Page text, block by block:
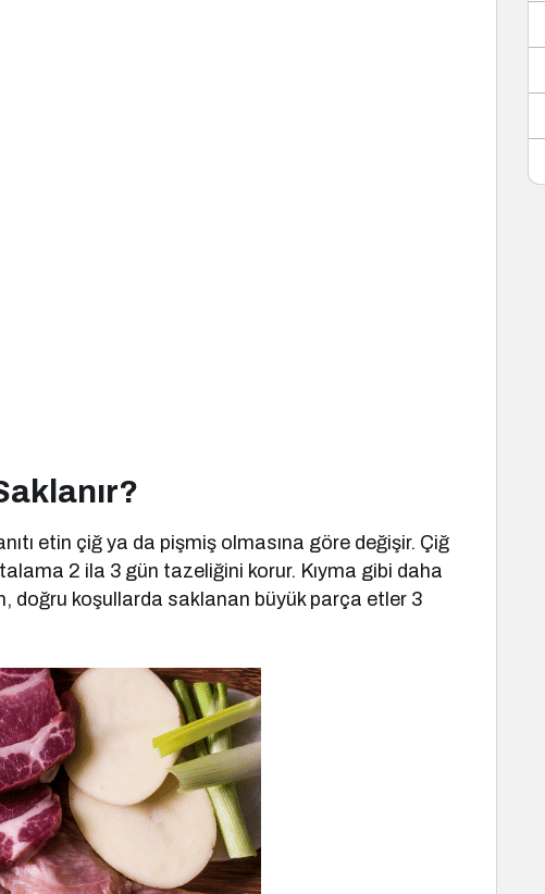
etin çiğ ya da pişmiş olmasına göre değişir. Çiğ
2 ila 3 gün tazeliğini korur. Kıyma gibi daha
doğru koşullarda saklanan büyük parça etler 3